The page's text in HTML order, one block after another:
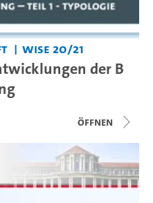
WiSe 20/21
der B
Öffnen